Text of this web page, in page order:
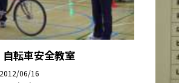
転車安全教室
2012/06/16